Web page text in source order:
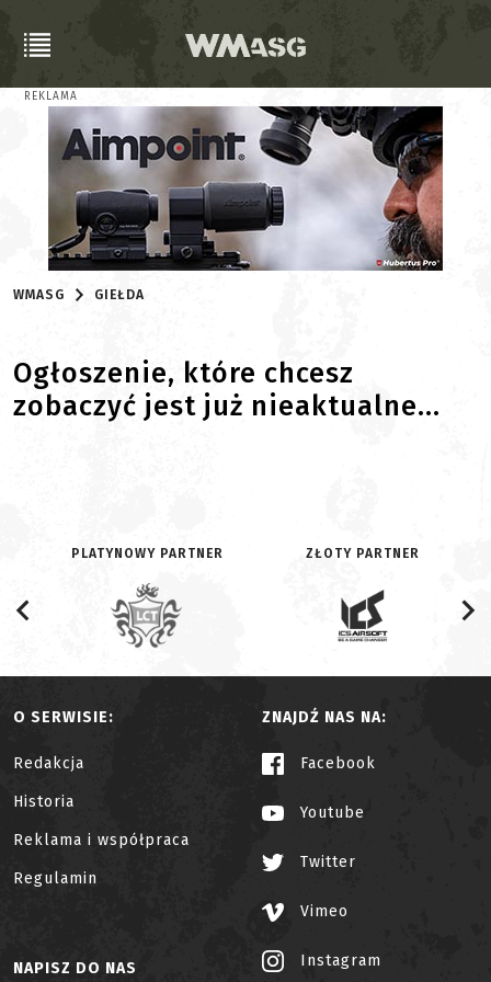
REKLAMA
WMASG GIEŁDA
Ogłoszenie, które chcesz
zobaczyć jest już nieaktualne...
PLATYNOWY PARTNER ZŁOTY PARTNER
O SERWISIE:
Redakcja
Historia
Reklama i współpraca
Regulamin
ZNAJDŹ NAS NA:
Facebook
Youtube
Twitter
Vimeo
Instagram
NAPISZ DO NAS